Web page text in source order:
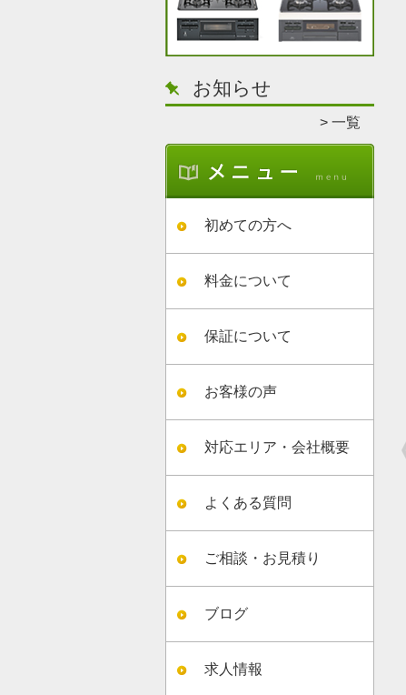
お知らせ
一覧
初めての方へ
料金について
保証について
お客様の声
対応エリア・会社概要
よくある質問
ご相談・お見積り
ブログ
求人情報